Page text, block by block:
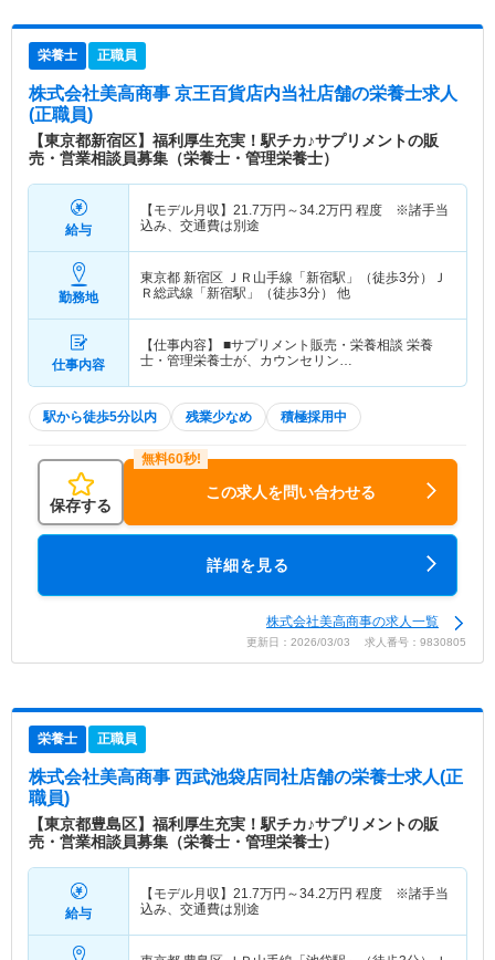
栄養士 正職員
株式会社美高商事 京王百貨店内当社店舗の栄養士求人
(正職員)
【東京都新宿区】福利厚生充実！駅チカ♪サプリメントの販
売・営業相談員募集（栄養士・管理栄養士）
給与
【モデル月収】 21.7万円～34.2万円 程度 ※諸手当
込み、交通費は別途
勤務地
東京都 新宿区 ＪＲ山手線「新宿駅」（徒歩3分）Ｊ
Ｒ総武線「新宿駅」（徒歩3分） 他
仕事内容
【仕事内容】 ■サプリメント販売・栄養相談 栄養
士・管理栄養士が、カウンセリン…
駅から徒歩5分以内 残業少なめ 積極採用中
保存する
この求人を問い合わせる
詳細を見る
株式会社美高商事の求人一覧
更新日：2026/03/03 求人番号：9830805
栄養士 正職員
株式会社美高商事 西武池袋店同社店舗の栄養士求人(正
職員)
【東京都豊島区】福利厚生充実！駅チカ♪サプリメントの販
売・営業相談員募集（栄養士・管理栄養士）
給与
【モデル月収】 21.7万円～34.2万円 程度 ※諸手当
込み、交通費は別途